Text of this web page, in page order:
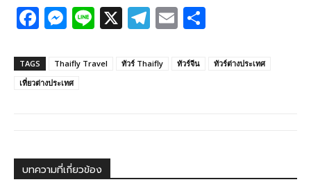
F
a
c
e
o
k
M
e
ss
e
er
Li
n
e
X T
el
e
E
m
ail ar
TAGS Thaifly Travel ทัวร์ Thaifly ทัวร์จีน
ทัวร์ต่างประเทศ
เที่ยวต่างประเทศ
บทความที่เกี่ยวข้อง